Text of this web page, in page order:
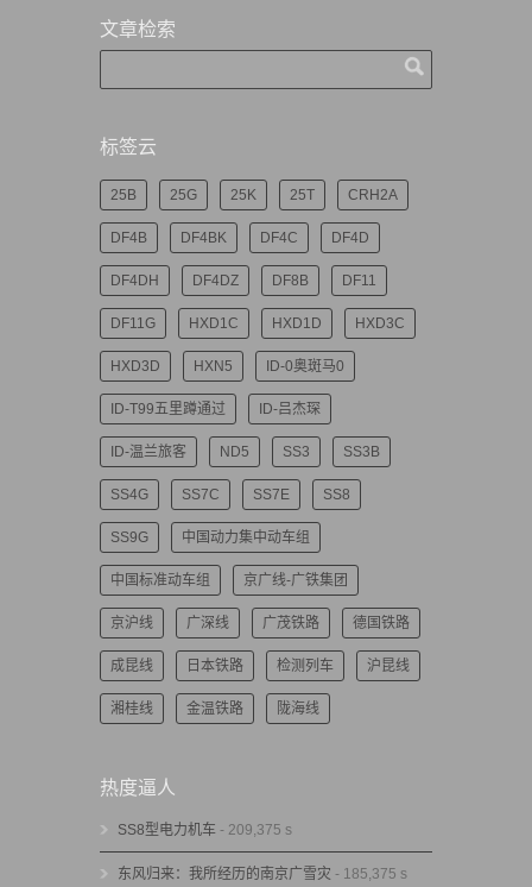
文章检索
标签云
25B 25G 25K 25T CRH2A
DF4B DF4BK DF4C DF4D
DF4DH DF4DZ DF8B DF11
DF11G HXD1C HXD1D HXD3C
HXD3D HXN5 ID-0奥斑马0
ID-T99五里蹲通过 ID-吕杰琛
ID-温兰旅客 ND5 SS3 SS3B
SS4G SS7C SS7E SS8
SS9G 中国动力集中动车组
中国标准动车组 京广线-广铁集团
京沪线 广深线 广茂铁路 德国铁路
成昆线 日本铁路 检测列车 沪昆线
湘桂线 金温铁路 陇海线
热度逼人
SS8型电力机车 - 209,375 s
东风归来：我所经历的南京广雪灾 - 185,375 s